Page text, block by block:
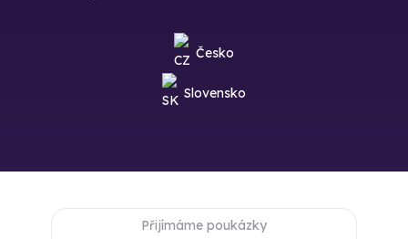
Česko
Slovensko
Přijímáme poukázky